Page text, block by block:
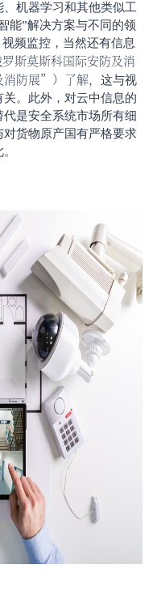
机器学习和其他类似工
能”解决方案与不同的领
频监控，当然还有信息
罗斯莫斯科国际安防及消
消防展”）了解，
这与视
。此外，对云中信息的
是安全系统市场所有细
货物原产国有严格要求